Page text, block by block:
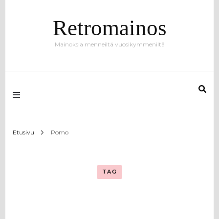
Retromainos
Mainoksia menneiltä vuosikymmeniltä
Etusivu Pomo
TAG